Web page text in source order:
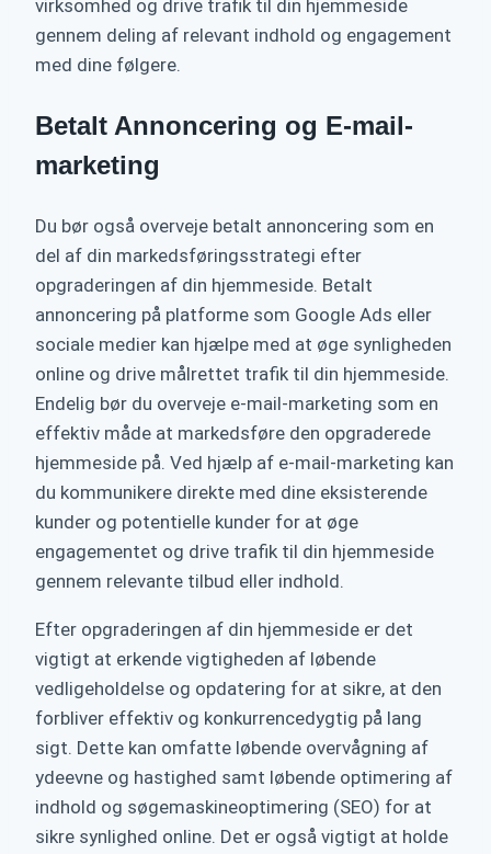
virksomhed og drive trafik til din hjemmeside
gennem deling af relevant indhold og engagement
med dine følgere.
Betalt Annoncering og E-mail-
marketing
Du bør også overveje betalt annoncering som en
del af din markedsføringsstrategi efter
opgraderingen af din hjemmeside. Betalt
annoncering på platforme som Google Ads eller
sociale medier kan hjælpe med at øge synligheden
online og drive målrettet trafik til din hjemmeside.
Endelig bør du overveje e-mail-marketing som en
effektiv måde at markedsføre den opgraderede
hjemmeside på. Ved hjælp af e-mail-marketing kan
du kommunikere direkte med dine eksisterende
kunder og potentielle kunder for at øge
engagementet og drive trafik til din hjemmeside
gennem relevante tilbud eller indhold.
Efter opgraderingen af din hjemmeside er det
vigtigt at erkende vigtigheden af løbende
vedligeholdelse og opdatering for at sikre, at den
forbliver effektiv og konkurrencedygtig på lang
sigt. Dette kan omfatte løbende overvågning af
ydeevne og hastighed samt løbende optimering af
indhold og søgemaskineoptimering (SEO) for at
sikre synlighed online. Det er også vigtigt at holde